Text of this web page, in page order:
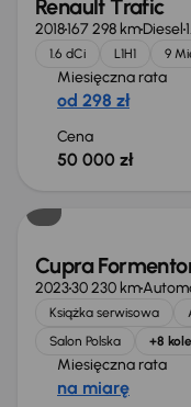
Renault Trafic
2018167 298 kmDiesel
1.6 dCi L1H1 9
Miesięczna rata
od 298 zł
Cena
50 000 zł
Cupra
202330 230 km
Książka serwisowa
Salon Polska
+8
Miesięczna rata
na miarę